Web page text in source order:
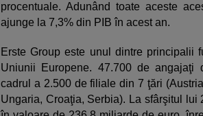
procentuale. Adunând toate aceste
ajunge la 7,3% din PIB în acest an.
Erste Group este unul dintre principalii
Uniunii Europene. 47.700 de
cadrul a 2.500 de filiale din 7 ţări
Ungaria, Croaţia, Serbia). La sfârşitul